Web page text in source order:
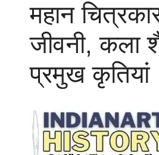
महान
जीवनी, कला
प्रमुख कृतियां